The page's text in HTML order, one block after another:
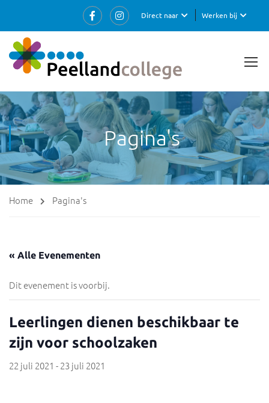
Werken bij
Direct naar
Pagina's
Home Pagina's
« Alle Evenementen
Dit evenement is voorbij.
Leerlingen dienen beschikbaar te
zijn voor schoolzaken
22 juli 2021 -23 juli 2021